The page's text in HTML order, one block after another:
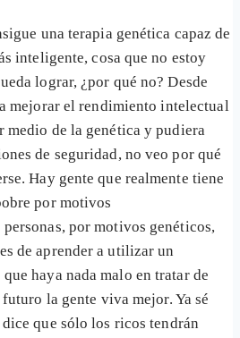
una terapia genética capaz de
inteligente, cosa que no estoy
lograr, ¿por qué no? Desde
mejorar el rendimiento intelectual
medio de la genética y pudiera
de seguridad, no veo por qué
Hay gente que realmente tiene
por motivos
por motivos genéticos,
de aprender a utilizar un
haya nada malo en tratar de
la gente viva mejor. Ya sé
que sólo los ricos tendrán